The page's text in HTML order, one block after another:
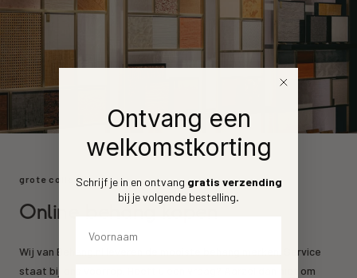
grote collectie
Online behang kopen
Wij van Behang.nl leveren de mooiste behang merken. Service
staat bij ons voorrop. Heeft u een vraag? Aarzel dan niet om
Ontvang een
welkomstkorting
Schrijf je in en ontvang gratis verzending
bij je volgende bestelling.